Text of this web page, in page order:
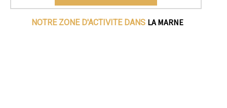
NOTRE ZONE D'ACTIVITE DANS LA MARNE